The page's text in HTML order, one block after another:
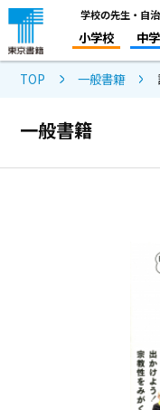
学校の先生・自
小学校 中
TOP 一般書籍
一般書籍